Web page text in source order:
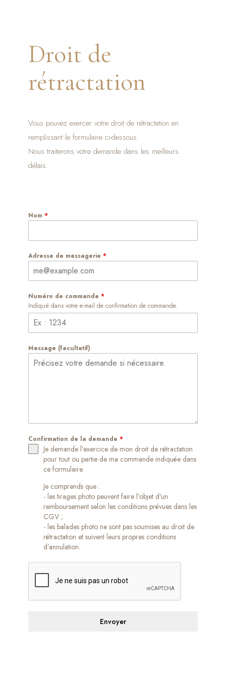
Droit de
rétractation
Vous pouvez exercer votre droit de rétractation en
remplissant le formulaire ci-dessous.
Nous traiterons votre demande dans les meilleurs
délais.
Nom *
Adresse de messagerie *
Numéro de commande *
Indiqué dans votre e-mail de confirmation de commande.
Message (facultatif)
Confirmation de la demande *
Je demande l’exercice de mon droit de rétractation
pour tout ou partie de ma commande indiquée dans
ce formulaire.
Je comprends que :
- les tirages photo peuvent faire l’objet d’un
remboursement selon les conditions prévues dans les
CGV ;
- les balades photo ne sont pas soumises au droit de
rétractation et suivent leurs propres conditions
d’annulation.
Envoyer